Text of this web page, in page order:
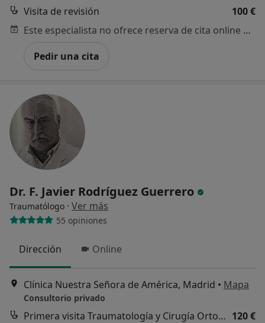
Visita de revisión
100 €
Este especialista no ofrece reserva de cita online en esta dirección.
Pedir una cita
Dr. F. Javier Rodríguez Guerrero
Traumatólogo · Ver más
55 opiniones
Dirección Online
Clínica Nuestra Señora de América, Madrid • Mapa
Consultorio privado
Primera visita Traumatología y Cirugía Ortopédica 120 €